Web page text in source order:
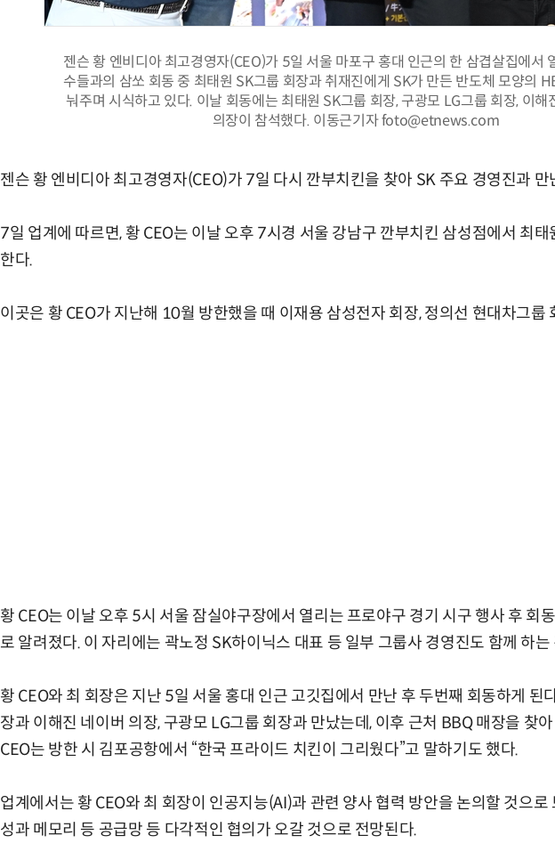
젠슨 황 엔비디아 최고경영자(CEO)가 5일 서울 마포구 홍대 인근의 한 삼겹살집에서
수들과의 삼쏘 회동 중 최태원 SK그룹 회장과 취재진에게 SK가 만든 반도체 모양의
눠주며 시식하고 있다. 이날 회동에는 최태원 SK그룹 회장, 구광모 LG그룹 회장, 이해
의장이 참석했다. 이동근기자 foto@etnews.com
젠슨 황 엔비디아 최고경영자(CEO)가 7일 다시 깐부치킨을 찾아 SK 주요 경영진과 만
7일 업계에 따르면, 황 CEO는 이날 오후 7시경 서울 강남구 깐부치킨 삼성점에서 최
한다.
이곳은 황 CEO가 지난해 10월 방한했을 때 이재용 삼성전자 회장, 정의선 현대차그룹
황 CEO는 이날 오후 5시 서울 잠실야구장에서 열리는 프로야구 경기 시구 행사 후 회
로 알려졌다. 이 자리에는 곽노정 SK하이닉스 대표 등 일부 그룹사 경영진도 함께 하
황 CEO와 최 회장은 지난 5일 서울 홍대 인근 고깃집에서 만난 후 두번째 회동하게 된
장과 이해진 네이버 의장, 구광모 LG그룹 회장과 만났는데, 이후 근처 BBQ 매장을 찾
CEO는 방한 시 김포공항에서 “한국 프라이드 치킨이 그리웠다”고 말하기도 했다.
업계에서는 황 CEO와 최 회장이 인공지능(AI)과 관련 양사 협력 방안을 논의할 것으로
성과 메모리 등 공급망 등 다각적인 협의가 오갈 것으로 전망된다.